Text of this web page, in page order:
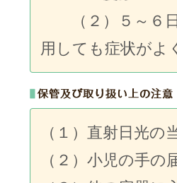
（２）５～６日
用しても症状がよ
（１）直射日光
（２）小児の手